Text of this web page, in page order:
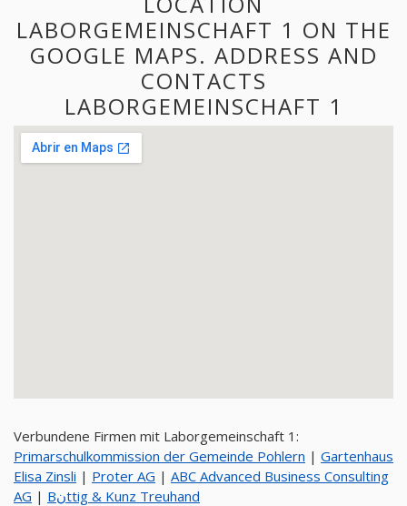
LABORGEMEINSCHAFT 1 ON THE
GOOGLE MAPS. ADDRESS AND
CONTACTS
LABORGEMEINSCHAFT 1
Verbundene Firmen mit Laborgemeinschaft 1:
Primarschulkommission der Gemeinde Pohlern | Gartenhaus
Elisa Zinsli | Proter AG | ABC Advanced Business Consulting
AG | Bنttig & Kunz Treuhand